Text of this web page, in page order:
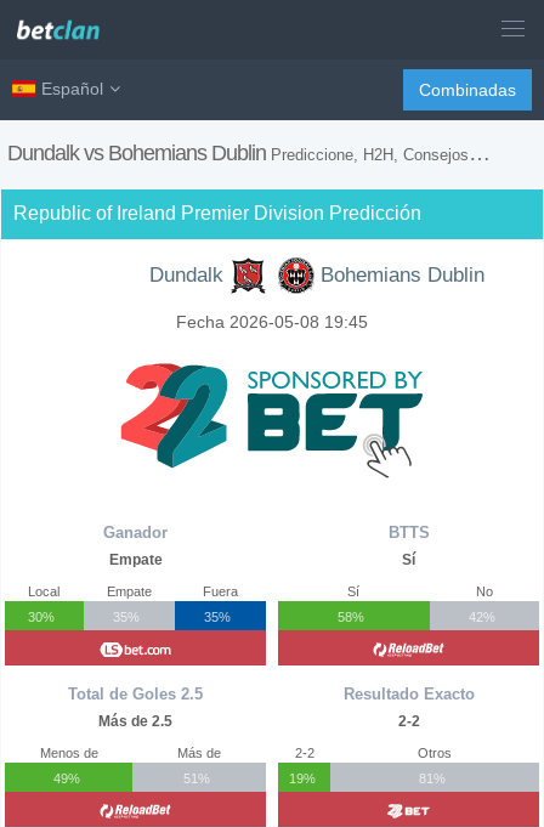
Español Combinadas
Dundalk vs Bohemians Dublin Prediccione, H2H, Consejos de Apuestas y Previsión del Partido
Republic of Ireland Premier Division Predicción
Dundalk Bohemians Dublin
Fecha 2026-05-08 19:45
Ganador
Empate
Local
30%
Empate
35%
Fuera
35%
Total de Goles 2.5
Más de 2.5
Menos de
49%
Más de
51%
BTTS
Sí
Sí
58%
No
42%
Resultado Exacto
2-2
2-2
19%
Otros
81%